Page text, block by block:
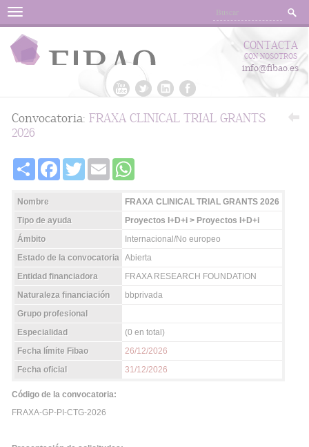
Menu
CONTACTA
CON NOSOTROS
info@fibao.es
Convocatoria: FRAXA CLINICAL TRIAL GRANTS
2026
Share FacebookTwitter Email
Nombre
FRAXA CLINICAL TRIAL GRANTS 2026
Tipo de ayuda
Proyectos I+D+i > Proyectos I+D+i
Ámbito
Internacional/No europeo
Estado de la convocatoria Abierta
Entidad financiadora
FRAXA RESEARCH FOUNDATION
Naturaleza financiación
bbprivada
Grupo profesional
Especialidad
(0 en total)
Fecha límite Fibao
26/12/2026
Fecha oficial
31/12/2026
Código de la convocatoria:
FRAXA-GP-PI-CTG-2026